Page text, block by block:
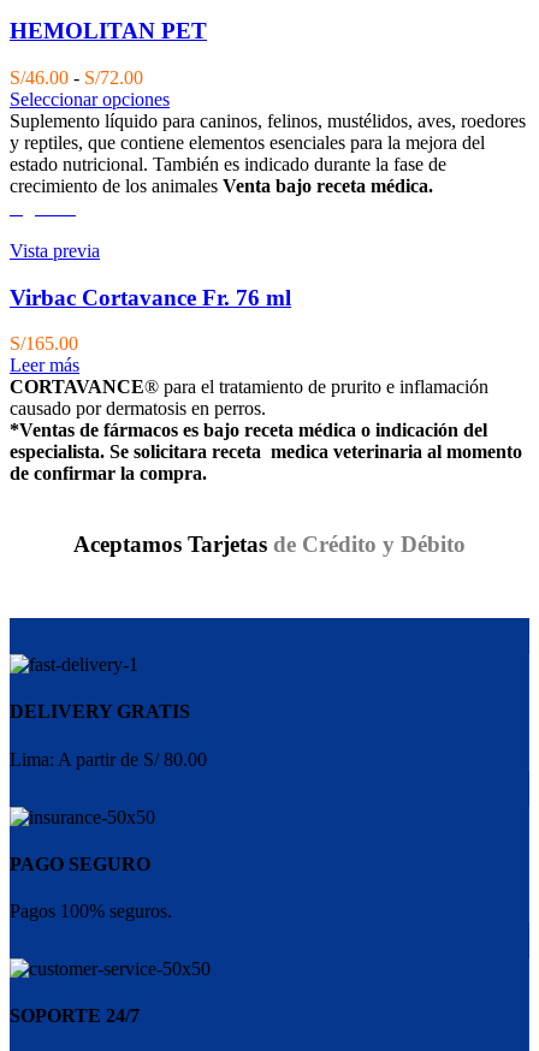
HEMOLITAN PET
S/46.00 - S/72.00Rango
de
precios:
desde
S/46.00
hasta
Seleccionar opciones
Suplemento líquido para caninos, felinos, mustélidos, aves, roedores
y reptiles, que contiene elementos esenciales para la mejora del
estado nutricional. También es indicado durante la fase de
crecimiento de los animales Venta bajo receta médica.
Vista previa
Virbac Cortavance Fr. 76 ml
S/165.00
Leer más
CORTAVANCE® para el tratamiento de prurito e inflamación
causado por dermatosis en perros.
*Ventas de fármacos es bajo receta médica o indicación del
especialista. Se solicitara receta medica veterinaria al momento
de confirmar la compra.
Aceptamos Tarjetas de Crédito y Débito
DELIVERY GRATIS
Lima: A partir de S/ 80.00
PAGO SEGURO
Pagos 100% seguros.
SOPORTE 24/7